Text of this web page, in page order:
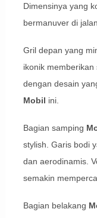
Dimensinya yang
bermanuver di
Gril depan yang
ikonik
dengan desain
Mobil ini.
Bagian samping
stylish. Garis bodi
dan aerodinamis.
semakin
Bagian belakang